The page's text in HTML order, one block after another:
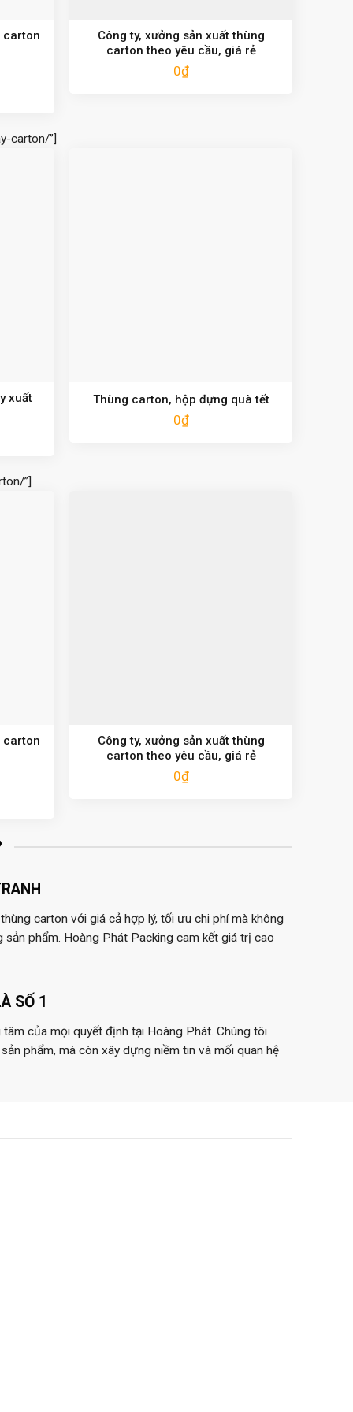
carton
Công ty, xưởng sản xuất thùng
carton theo yêu cầu, giá rẻ
0₫
carton/”]
xuất Thùng carton, hộp đựng quà tết
0₫
”]
carton
Công ty, xưởng sản xuất thùng
carton theo yêu cầu, giá rẻ
0₫
carton với giá cả hợp lý, tối ưu chi phí mà không
sản phẩm. Hoàng Phát Packing cam kết giá trị cao
SỐ 1
của mọi quyết định tại Hoàng Phát. Chúng tôi
phẩm, mà còn xây dựng niềm tin và mối quan hệ